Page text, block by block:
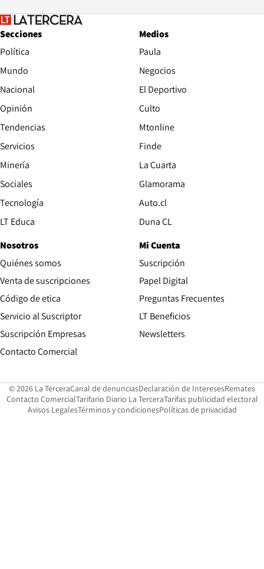
Secciones
Política
Mundo
Nacional
Opinión
Tendencias
Servicios
Minería
Sociales
Tecnología
LT Educa
Medios
Paula
Negocios
El Deportivo
Culto
Mtonline
Finde
La Cuarta
Glamorama
Auto.clOpens in new window
Duna CLOpens in new window
Nosotros
Quiénes somos
Venta de suscripciones
Código de etica Opens in new window
Servicio al Suscriptor
Suscripción Empresas
Contacto ComercialOpens in new window
Mi Cuenta
Suscripción
Papel DigitalOpens in new
Preguntas Frecuentes
LT Beneficios
Newsletters
© 2026 La TerceraCanal de denunciasOpens in new window
Declaración de InteresesOpens in
Remates
Contacto ComercialOpens in new window
Tarifario Diario La TerceraOpens in new window
Tarifas publicidad electoral
Avisos LegalesOpens in new window
Términos y condicionesPolíticas de privacidad